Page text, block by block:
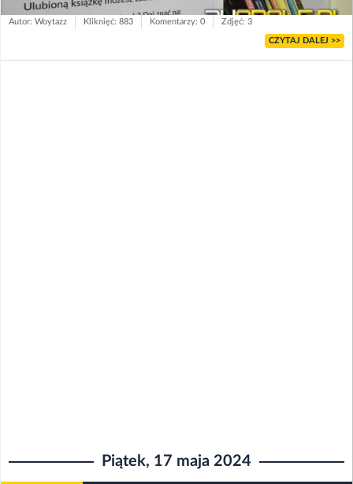
Autor: Woytazz Kliknięć: 883 Komentarzy: 0 Zdjęć: 3
CZYTAJ DALEJ >>
Piątek, 17 maja 2024